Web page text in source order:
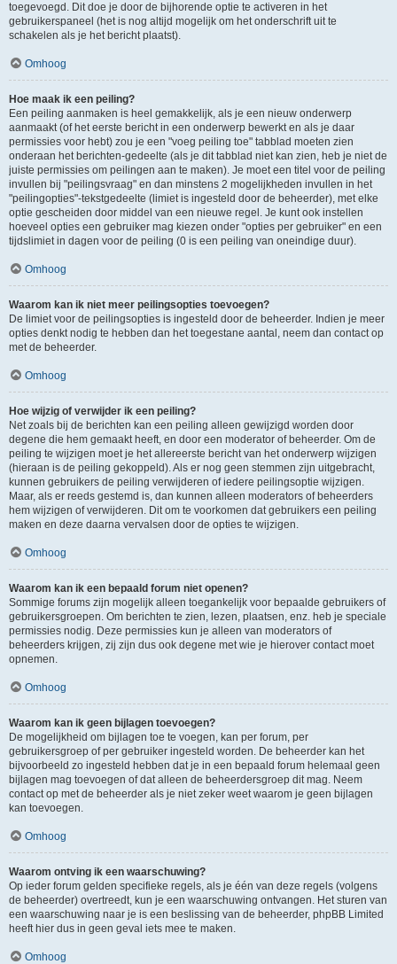
toegevoegd. Dit doe je door de bijhorende optie te activeren in het
gebruikerspaneel (het is nog altijd mogelijk om het onderschrift uit te
schakelen als je het bericht plaatst).
Omhoog
Hoe maak ik een peiling?
Een peiling aanmaken is heel gemakkelijk, als je een nieuw onderwerp
aanmaakt (of het eerste bericht in een onderwerp bewerkt en als je daar
permissies voor hebt) zou je een "voeg peiling toe" tabblad moeten zien
onderaan het berichten-gedeelte (als je dit tabblad niet kan zien, heb je niet de
juiste permissies om peilingen aan te maken). Je moet een titel voor de peiling
invullen bij "peilingsvraag" en dan minstens 2 mogelijkheden invullen in het
"peilingopties"-tekstgedeelte (limiet is ingesteld door de beheerder), met elke
optie gescheiden door middel van een nieuwe regel. Je kunt ook instellen
hoeveel opties een gebruiker mag kiezen onder "opties per gebruiker" en een
tijdslimiet in dagen voor de peiling (0 is een peiling van oneindige duur).
Omhoog
Waarom kan ik niet meer peilingsopties toevoegen?
De limiet voor de peilingsopties is ingesteld door de beheerder. Indien je meer
opties denkt nodig te hebben dan het toegestane aantal, neem dan contact op
met de beheerder.
Omhoog
Hoe wijzig of verwijder ik een peiling?
Net zoals bij de berichten kan een peiling alleen gewijzigd worden door
degene die hem gemaakt heeft, en door een moderator of beheerder. Om de
peiling te wijzigen moet je het allereerste bericht van het onderwerp wijzigen
(hieraan is de peiling gekoppeld). Als er nog geen stemmen zijn uitgebracht,
kunnen gebruikers de peiling verwijderen of iedere peilingsoptie wijzigen.
Maar, als er reeds gestemd is, dan kunnen alleen moderators of beheerders
hem wijzigen of verwijderen. Dit om te voorkomen dat gebruikers een peiling
maken en deze daarna vervalsen door de opties te wijzigen.
Omhoog
Waarom kan ik een bepaald forum niet openen?
Sommige forums zijn mogelijk alleen toegankelijk voor bepaalde gebruikers of
gebruikersgroepen. Om berichten te zien, lezen, plaatsen, enz. heb je speciale
permissies nodig. Deze permissies kun je alleen van moderators of
beheerders krijgen, zij zijn dus ook degene met wie je hierover contact moet
opnemen.
Omhoog
Waarom kan ik geen bijlagen toevoegen?
De mogelijkheid om bijlagen toe te voegen, kan per forum, per
gebruikersgroep of per gebruiker ingesteld worden. De beheerder kan het
bijvoorbeeld zo ingesteld hebben dat je in een bepaald forum helemaal geen
bijlagen mag toevoegen of dat alleen de beheerdersgroep dit mag. Neem
contact op met de beheerder als je niet zeker weet waarom je geen bijlagen
kan toevoegen.
Omhoog
Waarom ontving ik een waarschuwing?
Op ieder forum gelden specifieke regels, als je één van deze regels (volgens
de beheerder) overtreedt, kun je een waarschuwing ontvangen. Het sturen van
een waarschuwing naar je is een beslissing van de beheerder, phpBB Limited
heeft hier dus in geen geval iets mee te maken.
Omhoog